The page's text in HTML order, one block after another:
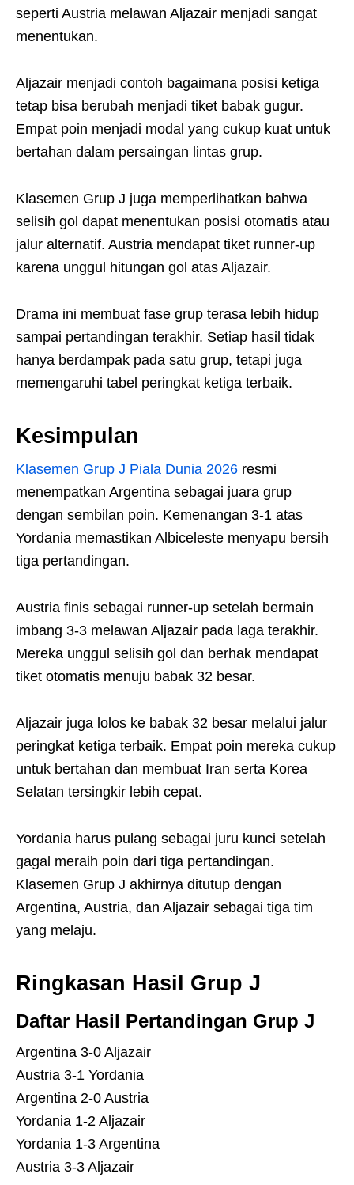
seperti Austria melawan Aljazair menjadi sangat
menentukan.
Aljazair menjadi contoh bagaimana posisi ketiga
tetap bisa berubah menjadi tiket babak gugur.
Empat poin menjadi modal yang cukup kuat untuk
bertahan dalam persaingan lintas grup.
Klasemen Grup J juga memperlihatkan bahwa
selisih gol dapat menentukan posisi otomatis atau
jalur alternatif. Austria mendapat tiket runner-up
karena unggul hitungan gol atas Aljazair.
Drama ini membuat fase grup terasa lebih hidup
sampai pertandingan terakhir. Setiap hasil tidak
hanya berdampak pada satu grup, tetapi juga
memengaruhi tabel peringkat ketiga terbaik.
Kesimpulan
Klasemen Grup J Piala Dunia 2026 resmi
menempatkan Argentina sebagai juara grup
dengan sembilan poin. Kemenangan 3-1 atas
Yordania memastikan Albiceleste menyapu bersih
tiga pertandingan.
Austria finis sebagai runner-up setelah bermain
imbang 3-3 melawan Aljazair pada laga terakhir.
Mereka unggul selisih gol dan berhak mendapat
tiket otomatis menuju babak 32 besar.
Aljazair juga lolos ke babak 32 besar melalui jalur
peringkat ketiga terbaik. Empat poin mereka cukup
untuk bertahan dan membuat Iran serta Korea
Selatan tersingkir lebih cepat.
Yordania harus pulang sebagai juru kunci setelah
gagal meraih poin dari tiga pertandingan.
Klasemen Grup J akhirnya ditutup dengan
Argentina, Austria, dan Aljazair sebagai tiga tim
yang melaju.
Ringkasan Hasil Grup J
Daftar Hasil Pertandingan Grup J
Argentina 3-0 Aljazair
Austria 3-1 Yordania
Argentina 2-0 Austria
Yordania 1-2 Aljazair
Yordania 1-3 Argentina
Austria 3-3 Aljazair